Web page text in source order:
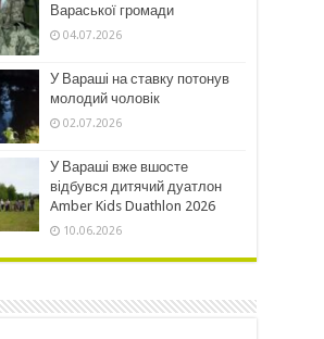
Вараської громади
04.07.2026
У Вараші на ставку потонув
молодий чоловік
02.07.2026
У Вараші вже вшосте
відбувся дитячий дуатлон
Amber Kids Duathlon 2026
10.06.2026